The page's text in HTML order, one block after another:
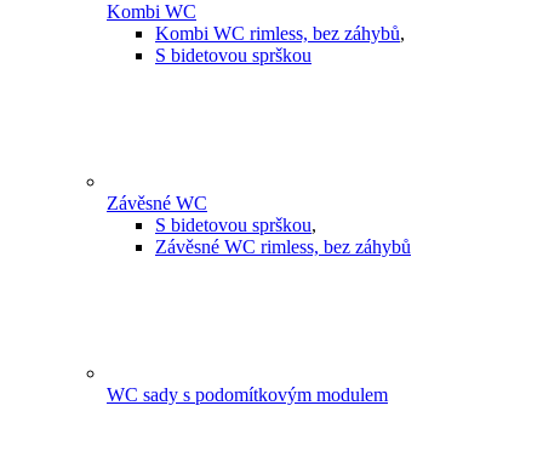
Kombi WC
Kombi WC rimless, bez záhybů,
S bidetovou sprškou
Závěsné WC
S bidetovou sprškou,
Závěsné WC rimless, bez záhybů
WC sady s podomítkovým modulem